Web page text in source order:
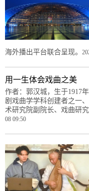
海外播出平台联合呈现。
用一生体会戏曲之美
作者：郭汉城，生于1917
剧戏曲学学科创建者之一
术研究院副院长、戏曲研
08 09:50